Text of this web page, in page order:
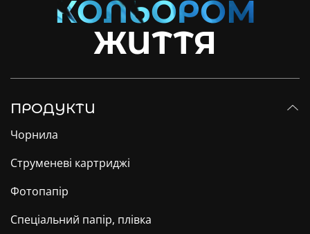
ЖИТТЯ
ПРОДУКТИ
Чорнила
Струменеві картриджі
Фотопапір
Спеціальний папір, плівка